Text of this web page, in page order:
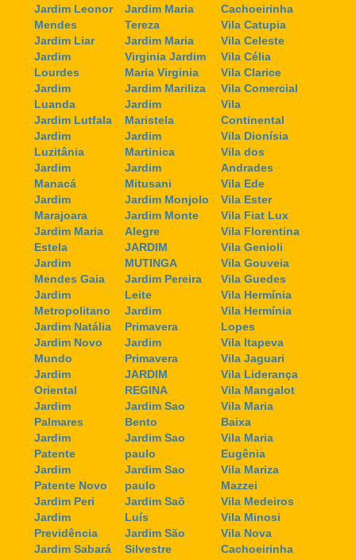
Jardim Leonor
Mendes
Jardim Liar
Jardim
Lourdes
Jardim
Luanda
Jardim Lutfala
Jardim
Luzitânia
Jardim
Manacá
Jardim
Marajoara
Jardim Maria
Estela
Jardim
Mendes Gaia
Jardim
Metropolitano
Jardim Natália
Jardim Novo
Mundo
Jardim
Oriental
Jardim
Palmares
Jardim
Patente
Jardim
Patente Novo
Jardim Peri
Jardim
Previdência
Jardim Sabará
Jardim Maria
Tereza
Jardim Maria
Virginia Jardim
Maria Virginia
Jardim Mariliza
Jardim
Maristela
Jardim
Martinica
Jardim
Mitusani
Jardim Monjolo
Jardim Monte
Alegre
JARDIM
MUTINGA
Jardim Pereira
Leite
Jardim
Primavera
Jardim
Primavera
JARDIM
REGINA
Jardim Sao
Bento
Jardim Sao
paulo
Jardim Sao
paulo
Jardim Saõ
Luís
Jardim São
Silvestre
Cachoeirinha
Vila Catupia
Vila Celeste
Vila Célia
Vila Clarice
Vila Comercial
Vila
Continental
Vila Dionísia
Vila dos
Andrades
Vila Ede
Vila Ester
Vila Fiat Lux
Vila Florentina
Vila Genioli
Vila Gouveia
Vila Guedes
Vila Hermínia
Vila Hermínia
Lopes
Vila Itapeva
Vila Jaguari
Vila Liderança
Vila Mangalot
Vila Maria
Baixa
Vila Maria
Eugênia
Vila Mariza
Mazzei
Vila Medeiros
Vila Minosi
Vila Nova
Cachoeirinha